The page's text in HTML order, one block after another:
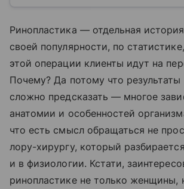
Ринопластика — отдельная
своей популярности, по
этой операции клиенты идут на
Почему? Да потому что результаты
сложно предсказать — многое
анатомии и особенностей
что есть смысл обращаться не
лору-хирургу, который
и в физиологии. Кстати,
ринопластике не только